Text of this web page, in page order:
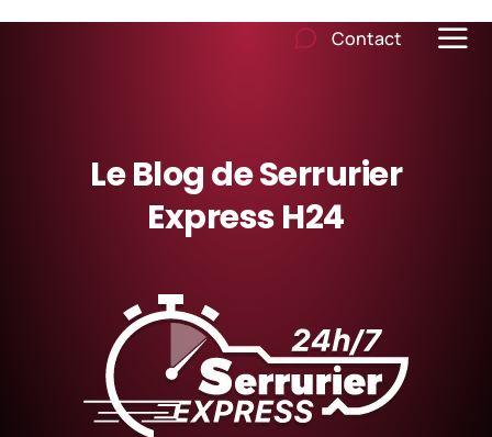
Contact
Le Blog de Serrurier
Express H24